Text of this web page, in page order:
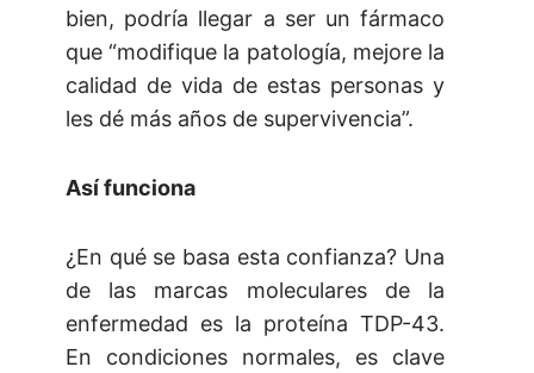
bien, podría llegar a ser un fármaco
que “modifique la patología, mejore la
calidad de vida de estas personas y
les dé más años de supervivencia”.
Así funciona
¿En qué se basa esta confianza? Una
de las marcas moleculares de la
enfermedad es la proteína TDP-43.
En condiciones normales, es clave